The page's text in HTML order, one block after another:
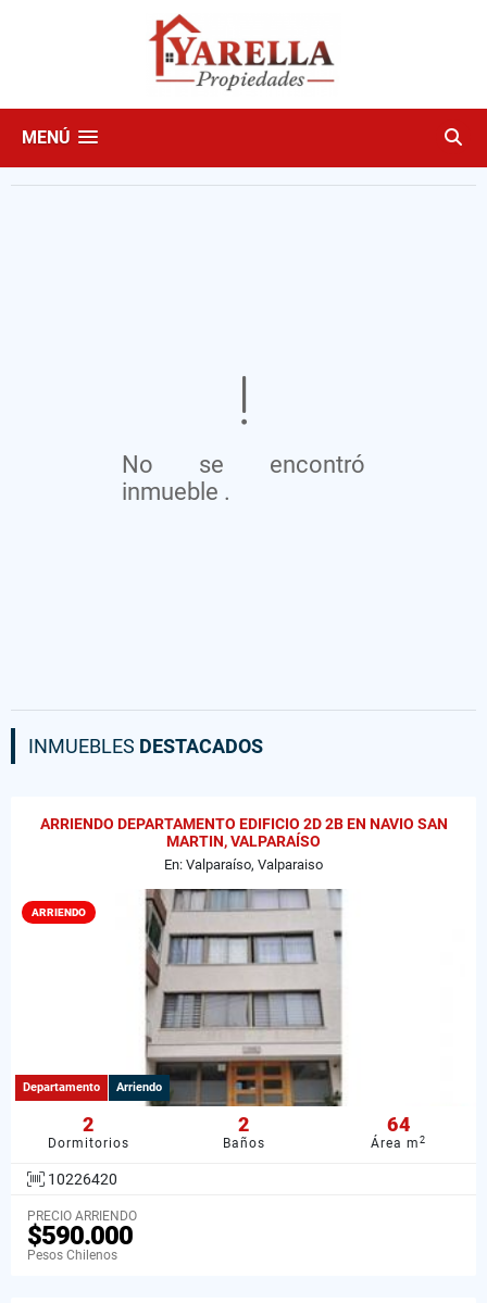
MENÚ
No se encontró
inmueble .
INMUEBLES DESTACADOS
ARRIENDO DEPARTAMENTO EDIFICIO 2D 2B EN NAVIO SAN
MARTIN, VALPARAÍSO
En: Valparaíso, Valparaiso
ARRIENDO
Departamento Arriendo
2
Dormitorios
2
Baños
64
Área m2
10226420
PRECIO ARRIENDO
$590.000
Pesos Chilenos